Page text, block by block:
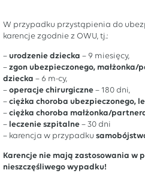
W przypadku przystąpienia do
karencje zgodnie z OWU, tj.:
– urodzenie dziecka – 9 miesięcy,
– zgon ubezpieczonego,
dziecka – 6 m-cy,
– operacje chirurgiczne – 180 dni,
– ciężka choroba ubezpieczonego,
– ciężka choroba małżonka/
– leczenie szpitalne – 30 dni
– karencja w przypadku
Karencje nie mają zastosowania w
nieszczęśliwego wypadku!